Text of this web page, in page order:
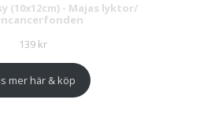
(10x12cm) - Majas lyktor/
139 kr
mer här & köp